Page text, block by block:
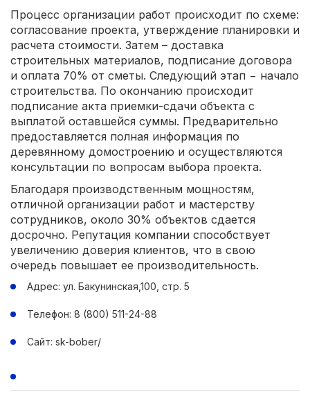
Процесс организации работ происходит по схеме:
согласование проекта, утверждение планировки и
расчета стоимости. Затем – доставка
строительных материалов, подписание договора
и оплата 70% от сметы. Следующий этап − начало
строительства. По окончанию происходит
подписание акта приемки-сдачи объекта с
выплатой оставшейся суммы. Предварительно
предоставляется полная информация по
деревянному домостроению и осуществляются
консультации по вопросам выбора проекта.
Благодаря производственным мощностям,
отличной организации работ и мастерству
сотрудников, около 30% объектов сдается
досрочно. Репутация компании способствует
увеличению доверия клиентов, что в свою
очередь повышает ее производительность.
Адрес: ул. Бакунинская,100, стр. 5
Телефон: 8 (800) 511-24-88
Сайт: sk-bober/